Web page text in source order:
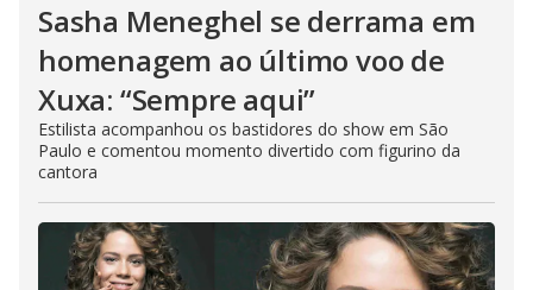
Sasha Meneghel se derrama em
homenagem ao último voo de
Xuxa: “Sempre aqui”
Estilista acompanhou os bastidores do show em São
Paulo e comentou momento divertido com figurino da
cantora